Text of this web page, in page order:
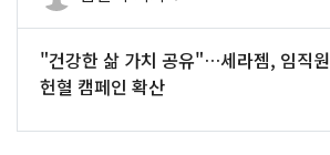
"건강한 삶 가치 공유"…세라젬, 임직원
헌혈 캠페인 확산